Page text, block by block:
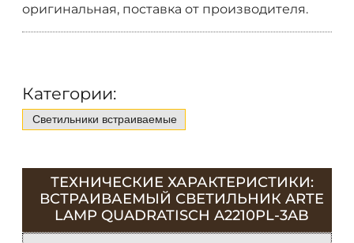
оригинальная, поставка от производителя.
Категории:
Светильники встраиваемые
ТЕХНИЧЕСКИЕ ХАРАКТЕРИСТИКИ:
ВСТРАИВАЕМЫЙ СВЕТИЛЬНИК ARTE
LAMP QUADRATISCH A2210PL-3AB